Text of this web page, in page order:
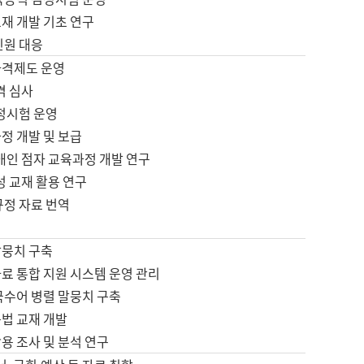
개발 기초 연구
대응
제도 운영
심사
시험 운영
개발 및 보급
인 점자 교육과정 개발 연구
교재 활용 연구
자료 번역
치 구축
통합 지원 시스템 운영 관리
어 병렬 말뭉치 구축
교재 개발
조사 및 분석 연구